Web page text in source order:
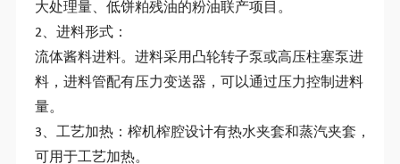
大处理量、低饼粕残油的粉油联产项目。
2、进料形式：
流体酱料进料。进料采用凸轮转子泵或高压柱塞泵进
料，进料管配有压力变送器，可以通过压力控制进料
量。
3、工艺加热：榨机榨腔设计有热水夹套和蒸汽夹套，
可用于工艺加热。